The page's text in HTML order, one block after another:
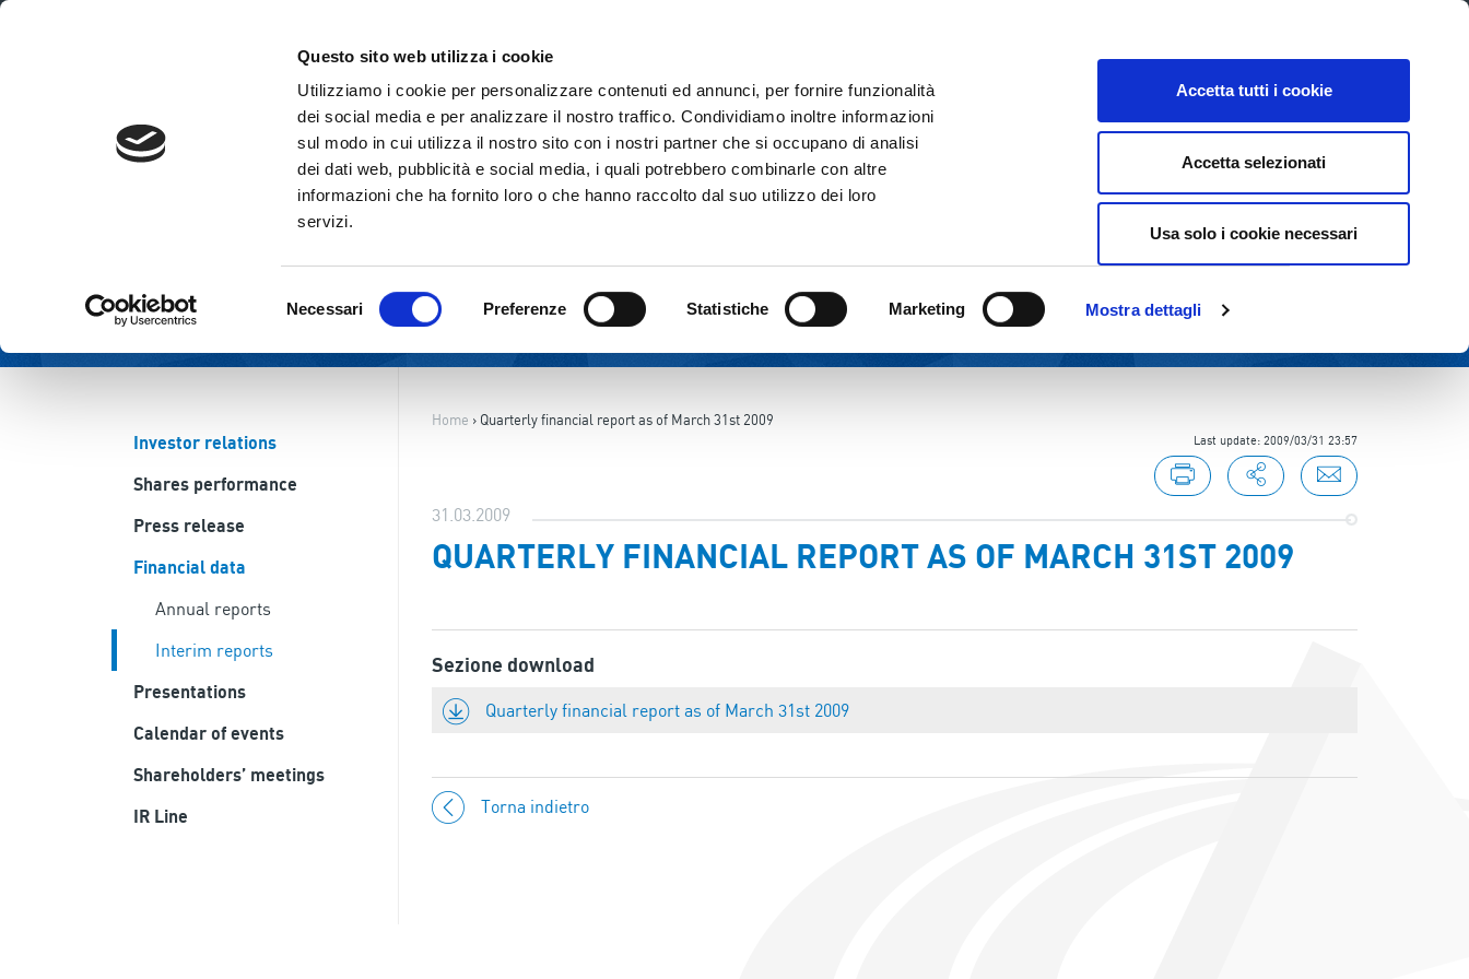
Questo sito web utilizza i cookie
Utilizziamo i cookie per personalizzare contenuti ed annunci, per fornire funzionalità
dei social media e per analizzare il nostro traffico. Condividiamo inoltre informazioni
sul modo in cui utilizza il nostro sito con i nostri partner che si occupano di analisi
dei dati web, pubblicità e social media, i quali potrebbero combinarle con altre
informazioni che ha fornito loro o che hanno raccolto dal suo utilizzo dei loro
servizi.
del
Necessari Preferenze Statistiche Marketing Mostra dettagli
Accetta tutti i cookie
Accetta selezionati
Usa solo i cookie necessari
THE GROUP CORPORATE GOVERNANCE INVESTOR RELATIONS SUSTAINABILITY
Investor relations
Shares performance
Press release
Financial data
Annual reports
Interim reports
Presentations
Calendar of events
Shareholders’ meetings
IR Line
Home › Quarterly financial report as of March 31st 2009
Last update: 2009/03/31 23:57
31.03.2009
QUARTERLY FINANCIAL REPORT AS OF MARCH 31ST 2009
Sezione download
Quarterly financial report as of March 31st 2009
Torna indietro